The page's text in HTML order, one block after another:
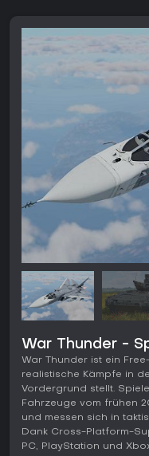
War Thunder -
War Thunder ist ein
realistische Kämpfe in
Vordergrund stellt.
Fahrzeuge vom frühen
und messen sich in
Dank Cross-Platform-
PC, PlayStation und